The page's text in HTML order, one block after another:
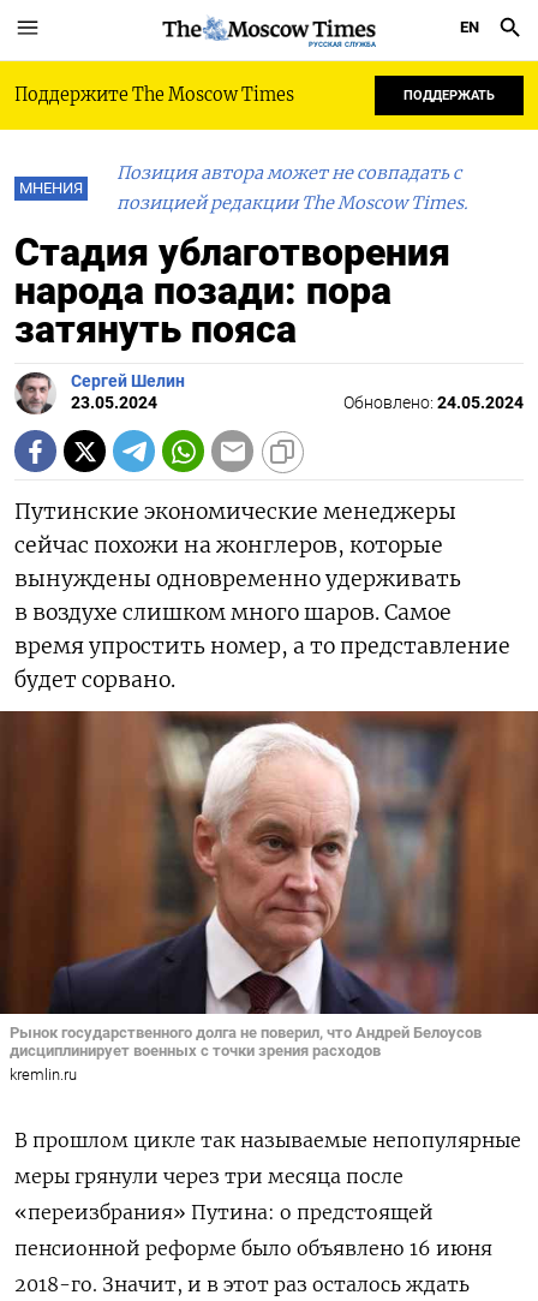
РУССКАЯ СЛУЖБА
EN
Поддержите The Moscow Times ПОДДЕРЖАТЬ
МНЕНИЯ
Позиция автора может не совпадать с
позицией редакции The Moscow Times.
Стадия ублаготворения
народа позади: пора
затянуть пояса
Сергей Шелин
23.05.2024
Обновлено: 24.05.2024
Путинские экономические менеджеры
сейчас похожи на жонглеров, которые
вынуждены одновременно удерживать
в воздухе слишком много шаров. Самое
время упростить номер, а то представление
будет сорвано.
Рынок государственного долга не поверил, что Андрей Белоусов
дисциплинирует военных с точки зрения расходов
kremlin.ru
В прошлом цикле так называемые непопулярные
меры грянули через три месяца после
«переизбрания» Путина: о предстоящей
пенсионной реформе было объявлено 16 июня
2018-го. Значит, и в этот раз осталось ждать